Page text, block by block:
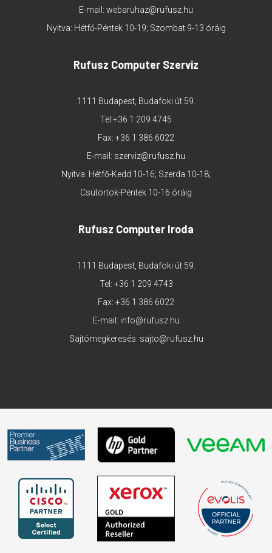
E-mail: webaruhaz@rufusz.hu
Nyitva: Hétfő-Péntek 10-19; Szombat 9-13 óráig
Rufusz Computer Szerviz
1111 Budapest, Budafoki út 59.
Tel:+36 1 209 4745
Fax: +36 1 386 6022
E-mail: szerviz@rufusz.hu
Nyitva: Hétfő-Kedd 10-16; Szerda 10-18;
Csütörtök-Péntek 10-16 óráig
Rufusz Computer Iroda
1111 Budapest, Budafoki út 59.
Tel: +36 1 209 4743
Fax: +36 1 386 6022
E-mail: info@rufusz.hu
Sajtómegkeresés: sajto@rufusz.hu